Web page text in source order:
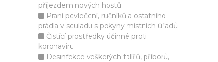
příjezdem nových hostů
Praní povlečení, ručníků a ostatního
prádla v souladu s pokyny místních úřadů
Čistící prostředky účinné proti
koronaviru
Desinfekce veškerých talířů, příborů,